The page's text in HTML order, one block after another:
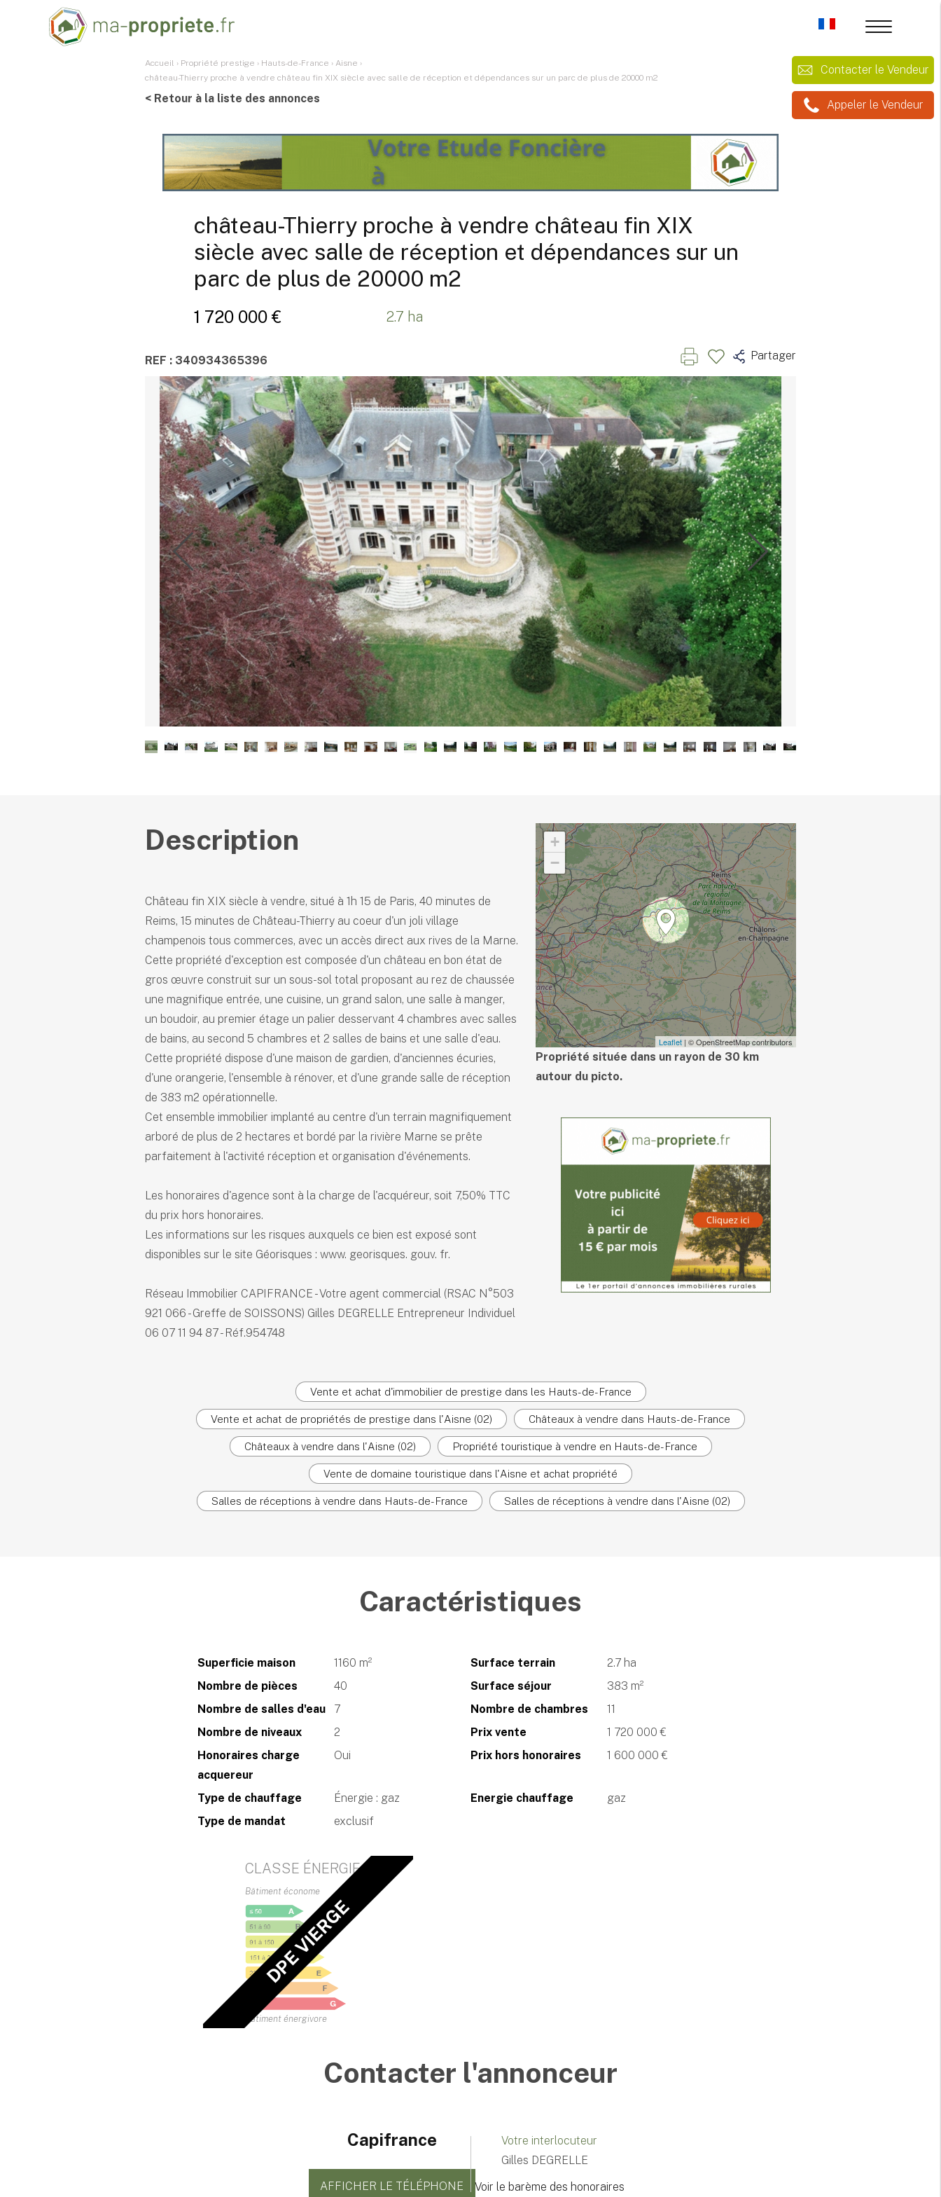
Contacter le Vendeur
Appeler le Vendeur
Accueil › Propriété prestige › Hauts-de-France › Aisne ›
château-Thierry proche à vendre château fin XIX siècle avec salle de réception et dépendances sur un parc de plus de 20000 m2
< Retour à la liste des annonces
château-Thierry proche à vendre château fin XIX
siècle avec salle de réception et dépendances sur un
parc de plus de 20000 m2
1 720 000 € 2.7 ha
REF : 340934365396 Partager
+
−
Leaflet | © OpenStreetMap contributors
Propriété située dans un rayon de 30 km
autour du picto.
Description
Château fin XIX siècle à vendre, situé à 1h 15 de Paris, 40 minutes de
Reims, 15 minutes de Château-Thierry au coeur d'un joli village
champenois tous commerces, avec un accès direct aux rives de la Marne.
Cette propriété d'exception est composée d'un château en bon état de
gros œuvre construit sur un sous-sol total proposant au rez de chaussée
une magnifique entrée, une cuisine, un grand salon, une salle à manger,
un boudoir, au premier étage un palier desservant 4 chambres avec salles
de bains, au second 5 chambres et 2 salles de bains et une salle d'eau.
Cette propriété dispose d'une maison de gardien, d'anciennes écuries,
d'une orangerie, l'ensemble à rénover, et d'une grande salle de réception
de 383 m2 opérationnelle.
Cet ensemble immobilier implanté au centre d'un terrain magnifiquement
arboré de plus de 2 hectares et bordé par la rivière Marne se prête
parfaitement à l'activité réception et organisation d'événements.
Les honoraires d'agence sont à la charge de l'acquéreur, soit 7,50% TTC
du prix hors honoraires.
Les informations sur les risques auxquels ce bien est exposé sont
disponibles sur le site Géorisques : www. georisques. gouv. fr.
Réseau Immobilier CAPIFRANCE - Votre agent commercial (RSAC N°503
921 066 - Greffe de SOISSONS) Gilles DEGRELLE Entrepreneur Individuel
06 07 11 94 87 - Réf.954748
Vente et achat d'immobilier de prestige dans les Hauts-de-France
Vente et achat de propriétés de prestige dans l'Aisne (02) Châteaux à vendre dans Hauts-de-France
Châteaux à vendre dans l'Aisne (02) Propriété touristique à vendre en Hauts-de-France
Vente de domaine touristique dans l'Aisne et achat propriété
Salles de réceptions à vendre dans Hauts-de-France Salles de réceptions à vendre dans l'Aisne (02)
Caractéristiques
Superficie maison 1160 m² Surface terrain
2.7 ha
Nombre de pièces
40 Surface séjour
383 m²
Nombre de salles d'eau
7 Nombre de chambres
11
Nombre de niveaux
2 Prix vente
1 720 000 €
Honoraires charge
acquereur
Oui Prix hors honoraires 1 600 000 €
Type de chauffage Énergie : gaz Energie chauffage
gaz
Type de mandat
exclusif
CLASSE ÉNERGIE
Bâtiment économe
Bâtiment énergivore
DPE VIERGE
Contacter l'annonceur
Capifrance
AFFICHER LE TÉLÉPHONE
Votre interlocuteur
Gilles DEGRELLE
Voir le barème des honoraires